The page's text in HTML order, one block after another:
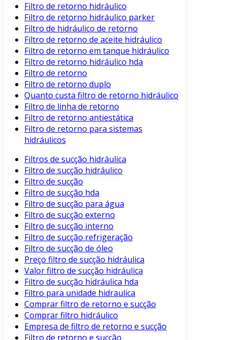
Filtro de retorno hidráulico
Filtro de retorno hidráulico parker
Filtro de hidráulico de retorno
Filtro de retorno de aceite hidráulico
Filtro de retorno em tanque hidráulico
Filtro de retorno hidráulico hda
Filtro de retorno
Filtro de retorno duplo
Quanto custa filtro de retorno hidráulico
Filtro de linha de retorno
Filtro de retorno antiestática
Filtro de retorno para sistemas
hidráulicos
Filtros de sucção hidráulica
Filtro de sucção hidráulico
Filtro de sucção
Filtro de sucção hda
Filtro de sucção para água
Filtro de sucção externo
Filtro de sucção interno
Filtro de sucção refrigeração
Filtro de sucção de óleo
Preço filtro de sucção hidráulica
Valor filtro de sucção hidráulica
Filtro de sucção hidráulica hda
Filtro para unidade hidraulica
Comprar filtro de retorno e sucção
Comprar filtro hidráulico
Empresa de filtro de retorno e sucção
Filtro de retorno e sucção